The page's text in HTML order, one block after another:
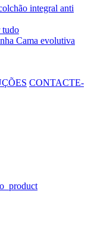
integral anti
tudo
Cama evolutiva
CONTACTE-